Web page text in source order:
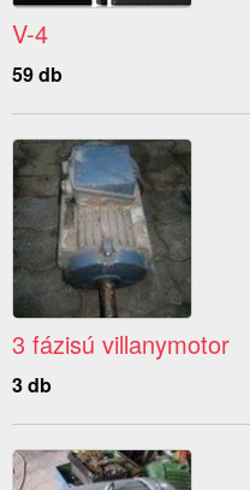
V-4
59 db
3 fázisú villanymotor
3 db